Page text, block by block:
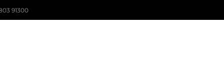
91300